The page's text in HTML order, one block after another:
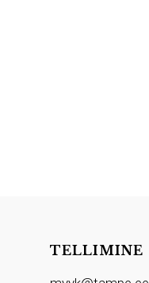
TELLIMINE